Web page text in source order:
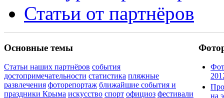
Статьи от партнёров
Основные темы
Статьи наших партнёров события
достопримечательности статистика пляжные
развлечения фоторепортаж ближайшие события и
праздники Крыма искусство спорт официоз фестивали
на